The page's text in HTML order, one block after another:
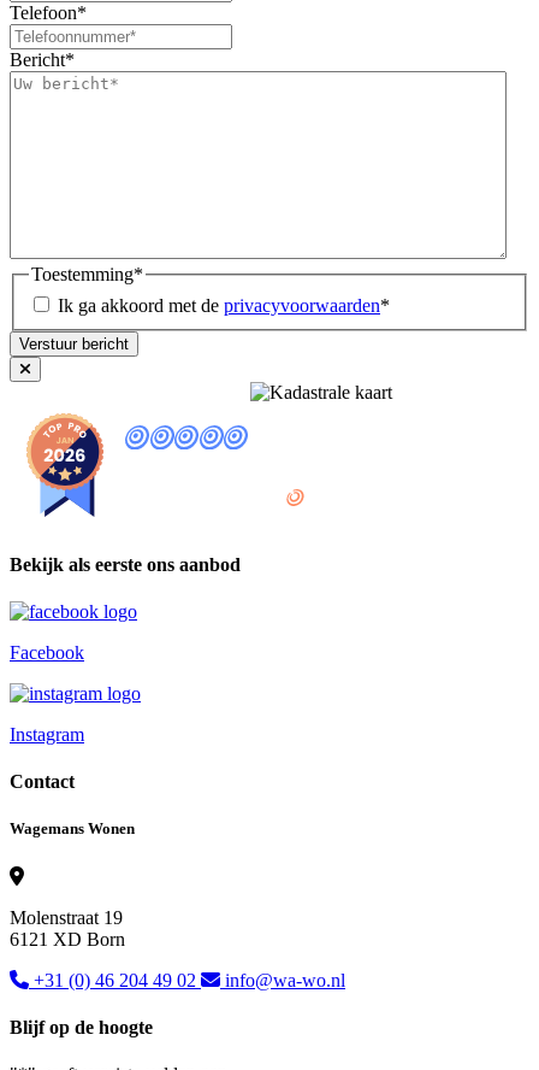
Telefoon*
Bericht*
Toestemming*
Ik ga akkoord met de privacyvoorwaarden*
Bekijk als eerste ons aanbod
Facebook
Instagram
Contact
Wagemans Wonen
Molenstraat 19
6121 XD Born
+31 (0) 46 204 49 02
info@wa-wo.nl
Blijf op de hoogte